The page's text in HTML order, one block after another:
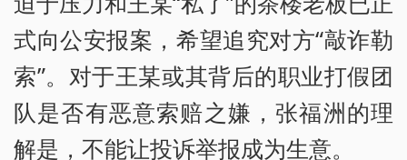
式向公安报案，希望追究对方“敲诈勒
索”。对于王某或其背后的职业打假团
队是否有恶意索赔之嫌，张福洲的理
解是，不能让投诉举报成为生意。